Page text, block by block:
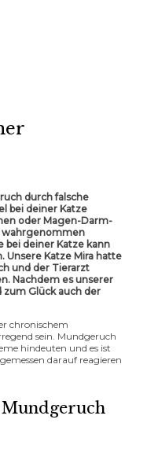
durch falsche
bei deiner Katze
oder Magen-Darm-
wahrgenommen
deiner Katze kann
Unsere Katze Mira hatte
und der Tierarzt
Nachdem es unserer
zum Glück auch der
chronischem
sein. Mundgeruch
hindeuten und es ist
darauf reagieren